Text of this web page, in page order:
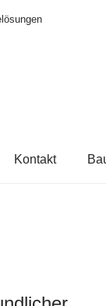
Kontakt